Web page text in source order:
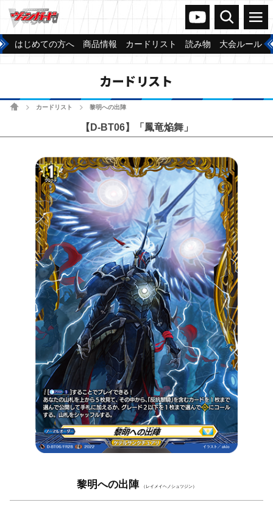
ヴァンガードch
検索 メニュー
はじめての方へ 商品情報 カードリスト 読み物 大会ルール
カードリスト
ホームカードリスト 黎明への出陣
【D-BT06】「鳳竜焔舞」
黎明への出陣 （レイメイヘノシュツジン）